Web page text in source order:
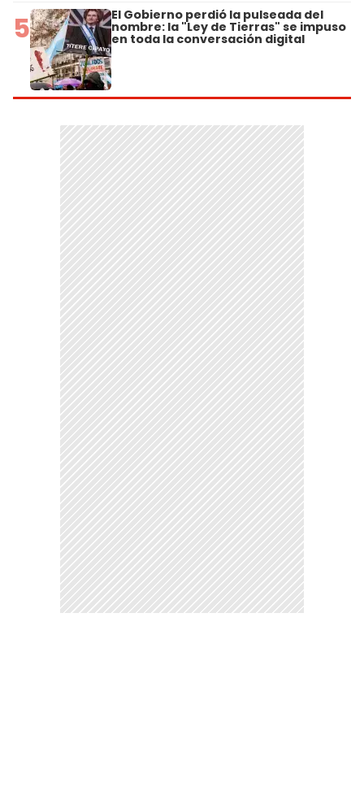
5 El Gobierno perdió la pulseada del
nombre: la "Ley de Tierras" se impuso
en toda la conversación digital